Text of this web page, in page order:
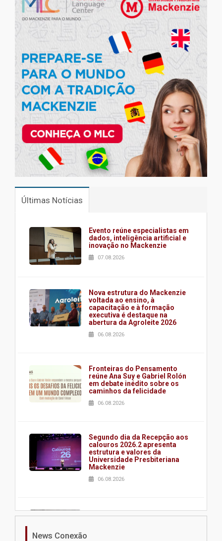
Últimas Notícias
Evento reúne especialistas em
dados, inteligência artificial e
inovação no Mackenzie
07.08.2026
Nova estrutura do Mackenzie
voltada ao ensino, à
capacitação e à formação
executiva é destaque na
abertura da Agroleite 2026
06.08.2026
Fronteiras do Pensamento
reúne Ana Suy e Gabriel Rolón
em debate inédito sobre os
caminhos da felicidade
06.08.2026
Segundo dia da Recepção aos
calouros 2026.2 apresenta
estrutura e valores da
Universidade Presbiteriana
Mackenzie
06.08.2026
Nova apresentação do Centro
News Conexão